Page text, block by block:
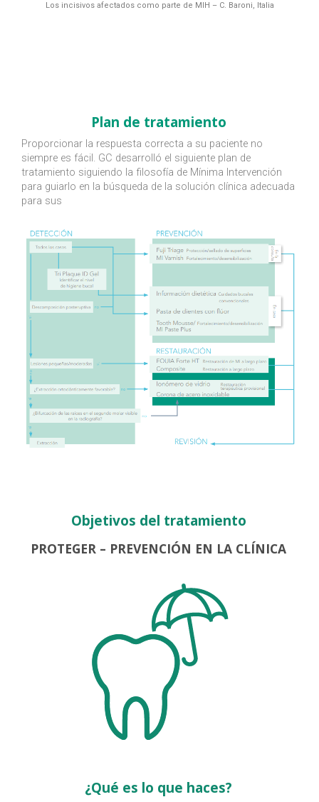
Los incisivos afectados como parte de MIH – C. Baroni, Italia
Plan de tratamiento
Proporcionar la respuesta correcta a su paciente no
siempre es fácil. GC desarrolló el siguiente plan de
tratamiento siguiendo la filosofía de Mínima Intervención
para guiarlo en la búsqueda de la solución clínica adecuada
para sus
Objetivos del tratamiento
PROTEGER – PREVENCIÓN EN LA CLÍNICA
¿Qué es lo que haces?